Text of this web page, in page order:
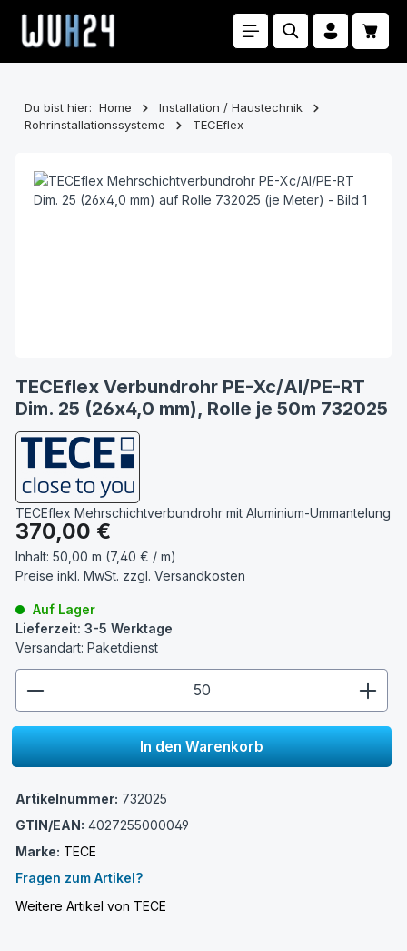
Zum Hauptinhalt springen
Du bist hier: Home
Installation / Haustechnik
Rohrinstallationssysteme
TECEflex
TECEflex Verbundrohr PE-Xc/Al/PE-RT
Dim. 25 (26x4,0 mm), Rolle je 50m 732025
TECEflex Mehrschichtverbundrohr mit Aluminium-Ummantelung
Regulärer Preis:
370,00 €
Inhalt: 50,00 m (7,40 € / m)
Preise inkl. MwSt. zzgl. Versandkosten
Auf Lager
Lieferzeit: 3-5 Werktage
Versandart: Paketdienst
In den Warenkorb
Artikelnummer: 732025
GTIN/EAN: 4027255000049
Marke: TECE
Fragen zum Artikel?
Weitere Artikel von TECE